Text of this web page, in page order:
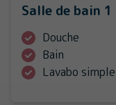
Salle de bain 1
Douche
Bain
Lavabo simple